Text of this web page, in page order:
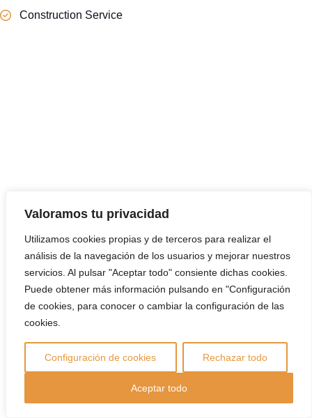
Valoramos tu privacidad
Utilizamos cookies propias y de terceros para realizar el
análisis de la navegación de los usuarios y mejorar nuestros
servicios. Al pulsar "Aceptar todo" consiente dichas cookies.
Puede obtener más información pulsando en "Configuración
de cookies, para conocer o cambiar la configuración de las
cookies.
Configuración de cookies Rechazar todo
Aceptar todo
Construction Service